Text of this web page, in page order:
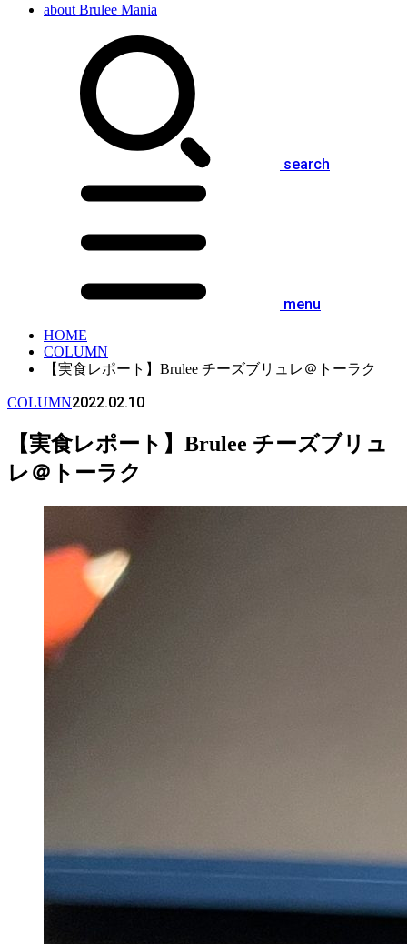
about Brulee Mania
search
menu
HOME
COLUMN
【実食レポート】Brulee チーズブリュレ＠トーラク
COLUMN2022.02.10
【実食レポート】Brulee チーズブリュ
レ＠トーラク